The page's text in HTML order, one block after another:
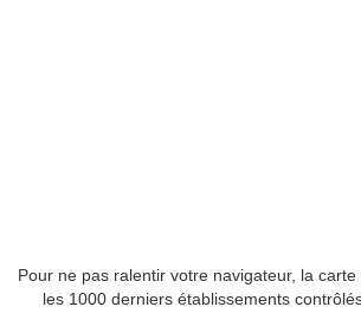
Pour ne pas ralentir votre navigateur, la
les 1000 derniers établissements